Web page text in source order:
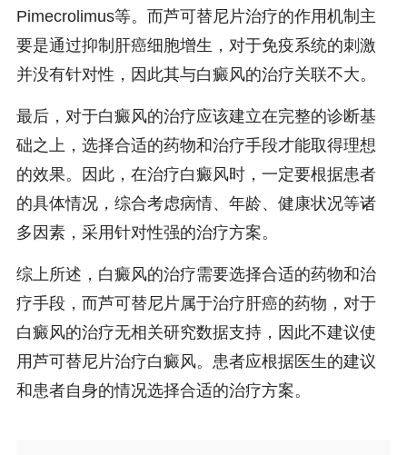
Pimecrolimus等。而芦可替尼片治疗的作用机制主
要是通过抑制肝癌细胞增生，对于免疫系统的刺激
并没有针对性，因此其与白癜风的治疗关联不大。
最后，对于白癜风的治疗应该建立在完整的诊断基
础之上，选择合适的药物和治疗手段才能取得理想
的效果。因此，在治疗白癜风时，一定要根据患者
的具体情况，综合考虑病情、年龄、健康状况等诸
多因素，采用针对性强的治疗方案。
综上所述，白癜风的治疗需要选择合适的药物和治
疗手段，而芦可替尼片属于治疗肝癌的药物，对于
白癜风的治疗无相关研究数据支持，因此不建议使
用芦可替尼片治疗白癜风。患者应根据医生的建议
和患者自身的情况选择合适的治疗方案。